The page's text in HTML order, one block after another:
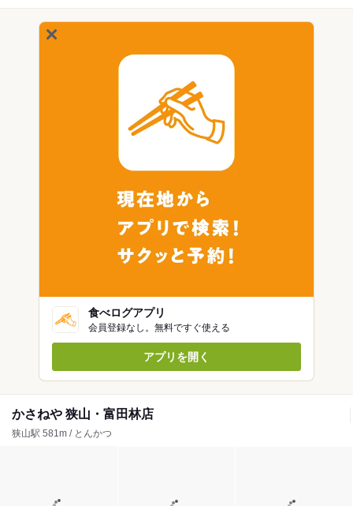
食べログアプリ
会員登録なし。無料ですぐ使える
アプリを開く
かさねや 狭山・富田林店
狭山駅 581m / とんかつ